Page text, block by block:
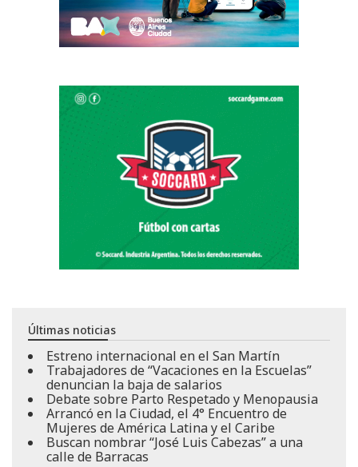
Últimas noticias
Estreno internacional en el San Martín
Trabajadores de “Vacaciones en la Escuelas”
denuncian la baja de salarios
Debate sobre Parto Respetado y Menopausia
Arrancó en la Ciudad, el 4° Encuentro de
Mujeres de América Latina y el Caribe
Buscan nombrar “José Luis Cabezas” a una
calle de Barracas